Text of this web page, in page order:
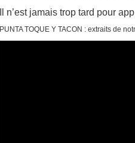
Il n’est jamais trop tard pour
PUNTA TOQUE Y TACON : extraits de